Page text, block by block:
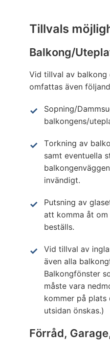
Tillvals
Balkong/
Vid tillval av balkong
omfattas även
Sopning/
balkongens/
Torkning av
samt eventuella
invändigt.
Putsning av
att komma åt
beställs.
Vid tillval av
även alla
Balkongfönster
måste vara
kommer på plats
utsidan önskas.)
Förråd,